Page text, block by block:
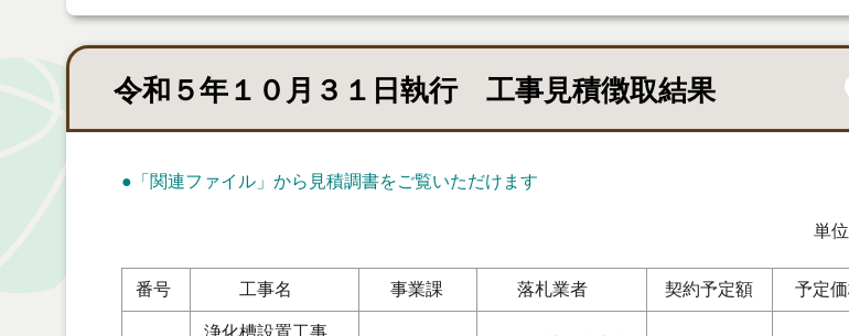
令和５年１０月３１日執行 工事見積徴取結果
●「関連ファイル」から見積調書をご覧いただけます
単位：
番号 工事名 事業課 落札業者 契約予定額 予定
浄化槽設置工事